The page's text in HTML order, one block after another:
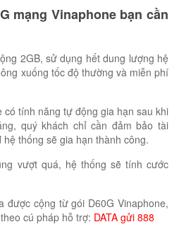
mạng Vinaphone bạn cần
2GB, sử dụng hết dung lượng hệ
xuống tốc độ thường và miễn phí
có tính năng tự động gia hạn sau khi
quý khách chỉ cần đảm bảo tài
thống sẽ gia hạn thành công.
vượt quá, hệ thống sẽ tính cước
được cộng từ gói D60G Vinaphone,
cú pháp hỗ trợ: DATA gửi 888